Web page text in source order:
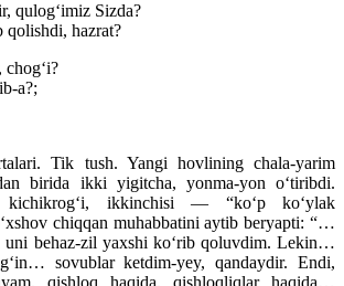
qulog‘imiz Sizda?
hazrat?
a?;
Tik tush. Yangi hovlining chala-yarim
birida ikki yigitcha, yonma-yon o‘tiribdi.
ikkinchisi — “ko‘p ko‘ylak
chiqqan muhabbatini aytib beryapti: “…
uni behaz-zil yaxshi ko‘rib qoluvdim. Lekin…
sovublar ketdim-yey, qandaydir. Endi,